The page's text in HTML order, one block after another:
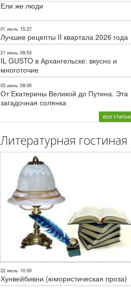
Ели же люди
01 июль 15:27
Лучшие рецепты II квартала 2026 года
21 июнь 09:53
IL GUSTO в Архангельске: вкусно и
многоточие
05 июнь 09:00
От Екатерины Великой до Путина. Эта
загадочная солянка
все статьи
Литературная гостиная
22 июль 10:00
Хунвейбивни (юмористическая проза)